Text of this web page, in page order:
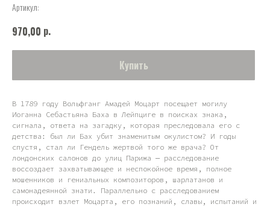
Артикул:
970,00 р.
Купить
В 1789 году Вольфганг Амадей Моцарт посещает могилу
Иоганна Себастьяна Баха в Лейпциге в поисках знака,
сигнала, ответа на загадку, которая преследовала его с
детства: был ли Бах убит знаменитым окулистом? И годы
спустя, стал ли Гендель жертвой того же врача? От
лондонских салонов до улиц Парижа — расследование
воссоздает захватывающее и неспокойное время, полное
мошенников и гениальных композиторов, шарлатанов и
самонадеянной знати. Параллельно с расследованием
происходит взлет Моцарта, его познаний, славы, испытаний и